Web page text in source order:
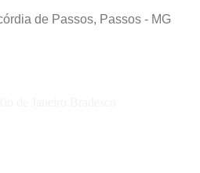
de Passos, Passos - MG